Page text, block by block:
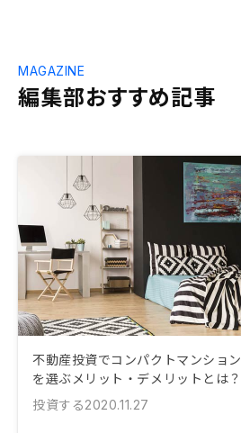
編集部おすすめ記事
MAGAZINE
不動産投資でコンパクトマンション
を選ぶメリット・デメリットとは？
投資する2020.11.27